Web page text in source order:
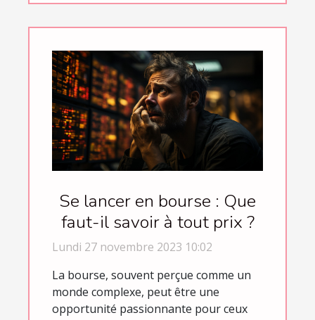
Se lancer en bourse : Que
faut-il savoir à tout prix ?
Lundi 27 novembre 2023 10:02
La bourse, souvent perçue comme un
monde complexe, peut être une
opportunité passionnante pour ceux